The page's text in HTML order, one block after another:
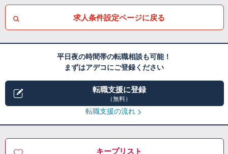
求人条件設定ページに戻る
平日夜の時間帯の転職相談も可能！
まずはアデコにご登録ください
転職支援に登録
（無料）
転職支援の流れ
キープリスト